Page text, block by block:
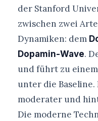
der Stanford
zwischen zwei
Dynamiken: dem
Dopamin-Wave.
und führt zu
unter die Baseline.
moderater und
Die moderne